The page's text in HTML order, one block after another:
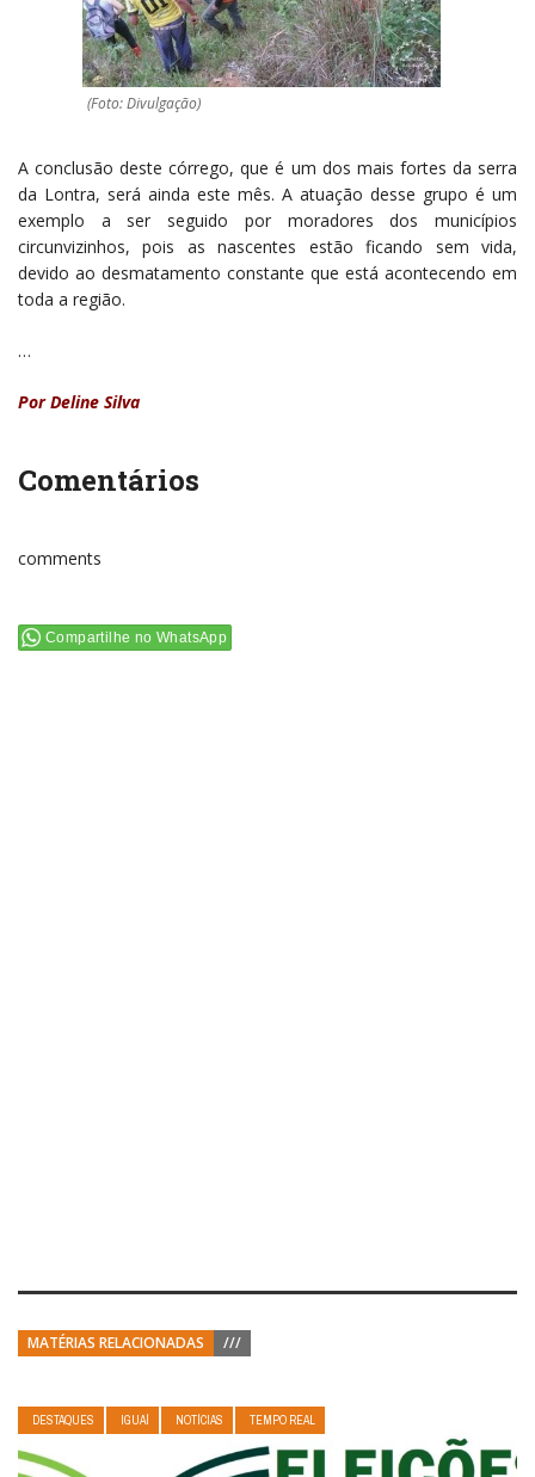
(Foto: Divulgação)
A conclusão deste córrego, que é um dos mais fortes da serra
da Lontra, será ainda este mês. A atuação desse grupo é um
exemplo a ser seguido por moradores dos municípios
circunvizinhos, pois as nascentes estão ficando sem vida,
devido ao desmatamento constante que está acontecendo em
toda a região.
…
Por Deline Silva
Comentários
comments
Compartilhe no WhatsApp
MATÉRIAS RELACIONADAS ///
DESTAQUES IGUAÍ NOTÍCIAS TEMPO REAL